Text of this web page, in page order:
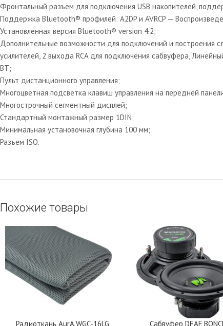
Фронтальный разъём для подключения USB накопителей,
Поддержка Bluetooth® профилей: A2DP и AVRCP —
Установленная версия Bluetooth® version 4.2;
Дополнительные возможности для подключений и построения
усилителей, 2 выхода RCA для подключения сабвуфера,
BT;
Пульт дистанционного управления;
Многоцветная подсветка клавиш управления на передней
Многострочный сегментный дисплей;
Стандартный монтажный размер 1DIN;
Минимальная установочная глубина 100 мм;
Разъем ISO.
Похожие товары
Радиоткань AurA WGC-16LG Сабвуфер DEAF